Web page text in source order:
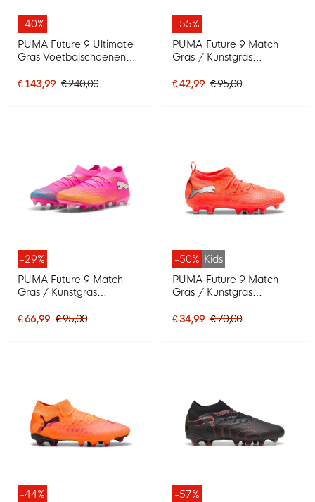
-40%
PUMA Future 9 Ultimate
Gras Voetbalschoenen
€ 143,99 € 240,00
-55%
PUMA Future 9 Match
Gras / Kunstgras
Zwart Rood
€ 42,99 € 95,00
-29%
PUMA Future 9 Match
Gras / Kunstgras
Felroze Blauw Geel
€ 66,99 € 95,00
-50% Kids
PUMA Future 9 Match
Gras / Kunstgras
Kids Felrood Zilver Zwart
€ 34,99 € 70,00
-44%
-57%